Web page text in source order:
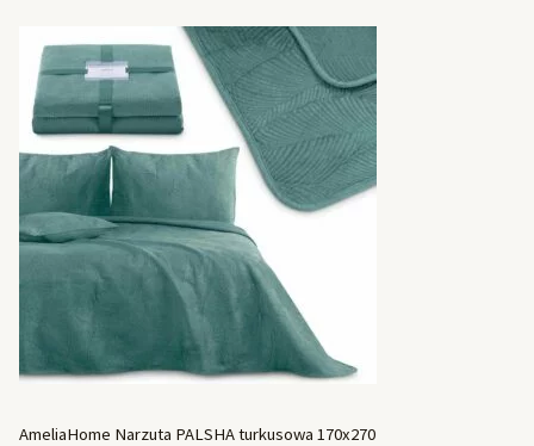
AmeliaHome Narzuta PALSHA turkusowa 170x270